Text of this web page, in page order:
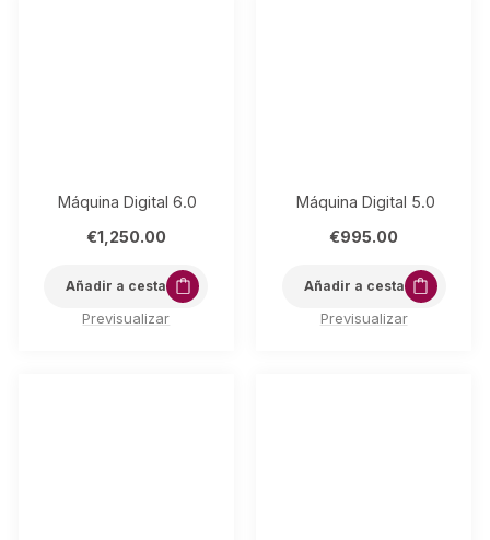
Añadir a cesta
Previsualizar
Máquina Digital 6.0
€1,250.00
Añadir a cesta
Previsualizar
Máquina Digital 5.0
€995.00